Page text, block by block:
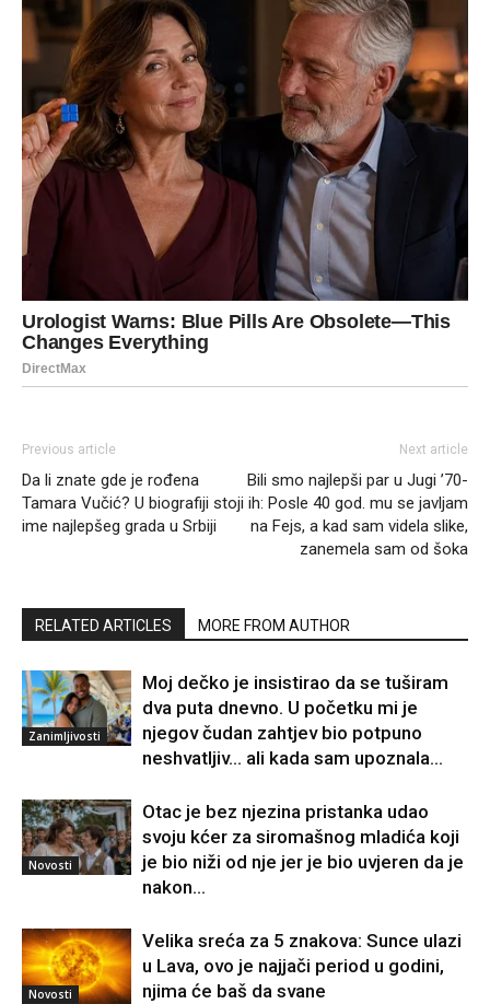
Previous article
Da li znate gde je rođena
Tamara Vučić? U biografiji stoji
ime najlepšeg grada u Srbiji
Next article
Bili smo najlepši par u Jugi ’70-
ih: Posle 40 god. mu se javljam
na Fejs, a kad sam videla slike,
zanemela sam od šoka
RELATED ARTICLES MORE FROM AUTHOR
Zanimljivosti
Moj dečko je insistirao da se tuširam
dva puta dnevno. U početku mi je
njegov čudan zahtjev bio potpuno
neshvatljiv… ali kada sam upoznala...
Novosti
Otac je bez njezina pristanka udao
svoju kćer za siromašnog mladića koji
je bio niži od nje jer je bio uvjeren da je
nakon...
Novosti
Velika sreća za 5 znakova: Sunce ulazi
u Lava, ovo je najjači period u godini,
njima će baš da svane